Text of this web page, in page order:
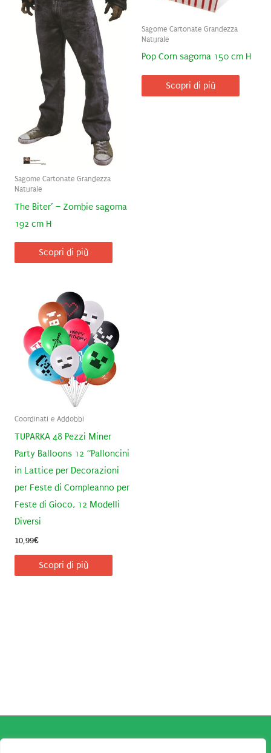
Sagome Cartonate Grandezza
Naturale
The Biter’ – Zombie sagoma
192 cm H
Scopri di più
Sagome Cartonate Grandezza
Naturale
Pop Corn sagoma 150 cm H
Scopri di più
Coordinati e Addobbi
TUPARKA 48 Pezzi Miner
Party Balloons 12 “Palloncini
in Lattice per Decorazioni
per Feste di Compleanno per
Feste di Gioco, 12 Modelli
Diversi
10,99€
Scopri di più